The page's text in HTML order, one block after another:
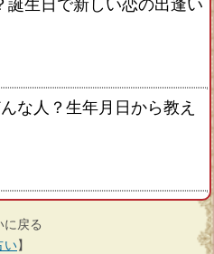
誕生日で新しい恋の出逢い
な人？生年月日から教え
に戻る
い】